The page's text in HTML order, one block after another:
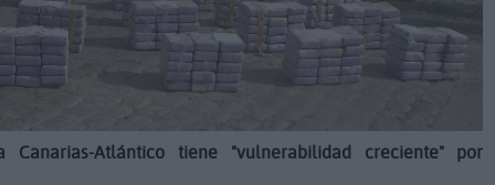
Atlántico tiene "vulnerabilidad creciente" por